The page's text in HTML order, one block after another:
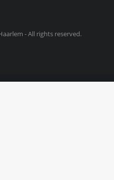
- All rights reserved.